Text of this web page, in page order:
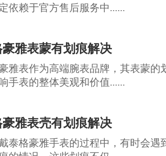
依赖于官方售后服务中......
雅表蒙有划痕解决
雅表作为高端腕表品牌，其表蒙的
手表的整体美观和价值......
雅表壳有划痕解决
泰格豪雅手表的过程中，有时会遇